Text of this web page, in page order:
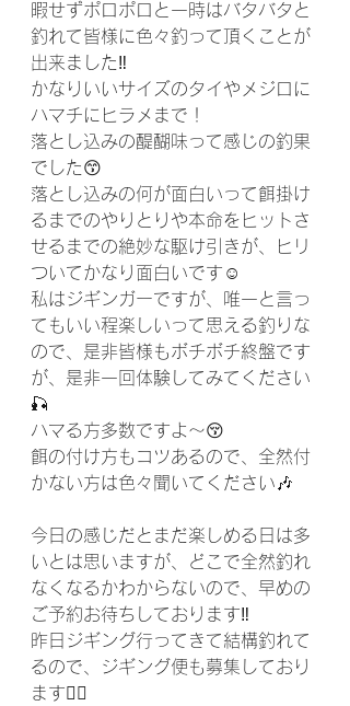
暇せずポロポロと一時はバタバタと
釣れて皆様に色々釣って頂くことが
出来ました‼️
かなりいいサイズのタイやメジロに
ハマチにヒラメまで！
落とし込みの醍醐味って感じの釣果
でした😙
落とし込みの何が面白いって餌掛け
るまでのやりとりや本命をヒットさ
せるまでの絶妙な駆け引きが、ヒリ
ついてかなり面白いです☺️
私はジギンガーですが、唯一と言っ
てもいい程楽しいって思える釣りな
ので、是非皆様もボチボチ終盤です
が、是非一回体験してみてください
🎣
ハマる方多数ですよ〜😚
餌の付け方もコツあるので、全然付
かない方は色々聞いてください🎶
今日の感じだとまだ楽しめる日は多
いとは思いますが、どこで全然釣れ
なくなるかわからないので、早めの
ご予約お待ちしております‼️
昨日ジギング行ってきて結構釣れて
るので、ジギング便も募集しており
ます🙇‍♂️